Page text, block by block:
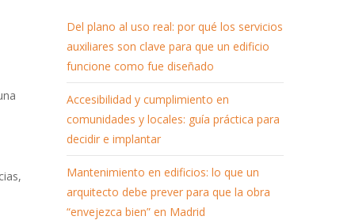
Del plano al uso real: por qué los servicios
auxiliares son clave para que un edificio
funcione como fue diseñado
Accesibilidad y cumplimiento en
comunidades y locales: guía práctica para
decidir e implantar
Mantenimiento en edificios: lo que un
arquitecto debe prever para que la obra
“envejezca bien” en Madrid